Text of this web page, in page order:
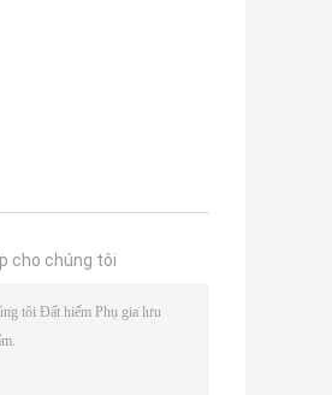
cho chúng tôi